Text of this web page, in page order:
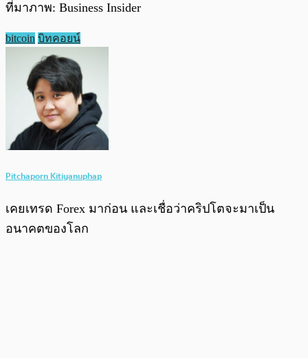
ที่มาภาพ: Business Insider
bitcoin บิทคอยน์
Pitchaporn Kitiyanuphap
เคยเทรด Forex มาก่อน และเชื่อว่าคริปโตจะมาเป็น
อนาคตของโลก